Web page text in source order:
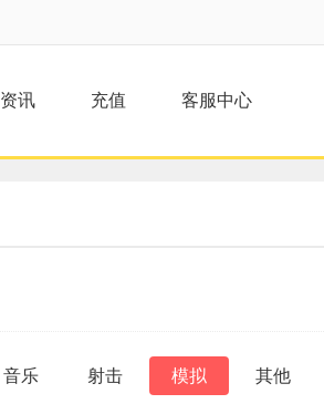
资讯 充值 客服中心
音乐 射击 模拟 其他